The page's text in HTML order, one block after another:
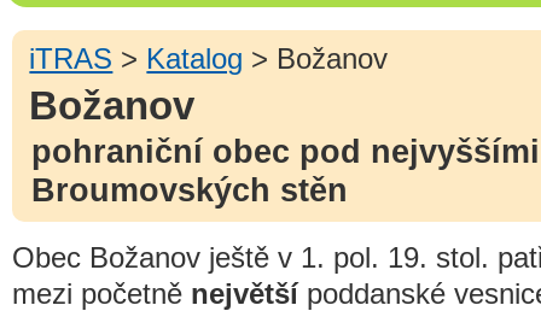
iTRAS > Katalog > Božanov
Božanov
pohraniční obec pod
Broumovských stěn
Obec Božanov ještě v 1. pol. 19. stol.
mezi početně největšípoddanské